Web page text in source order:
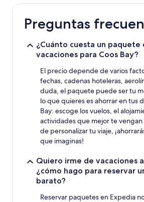
últimas
horas,
disponibilidad
Preguntas
¿Cuánto cuesta un paquete
vacaciones para Coos Bay?
El precio depende de varios
fechas, cadenas hoteleras,
duda, el paquete puede ser tu
lo que quieres es ahorrar en tus
Bay: escoge los vuelos, el
actividades que mejor te vengan
de personalizar tu viaje,
que imaginas!
Quiero irme de vacaciones
¿cómo hago para reservar
barato?
Reservar paquetes en Expedia